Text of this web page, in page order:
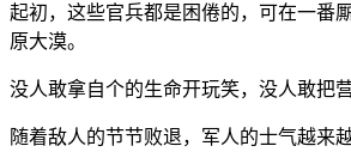
起初，这些官兵都是困倦的，可在一番
原大漠。
没人敢拿自个的生命开玩笑，没人敢把
随着敌人的节节败退，军人的士气越来